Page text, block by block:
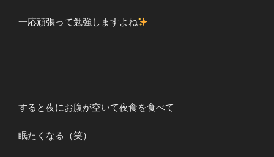
一応頑張って勉強しますよね
すると夜にお腹が空いて夜食を食べて
眠たくなる（笑）